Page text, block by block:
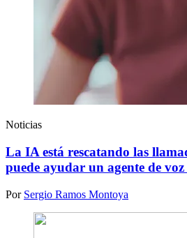
Noticias
La IA está rescatando las
puede ayudar un agente de
Por Sergio Ramos Montoya